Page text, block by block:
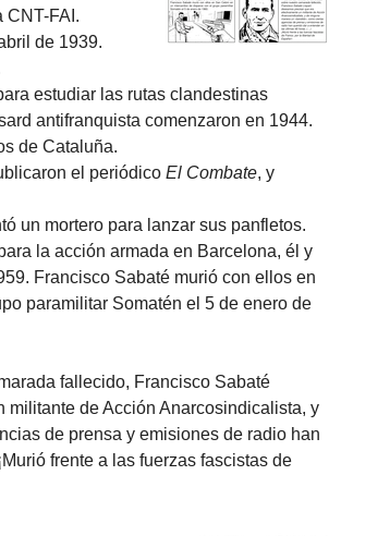
CNT-FAI.
de 1939.
estudiar las rutas clandestinas
antifranquista comenzaron en 1944.
de Cataluña.
el periódico El Combate, y
un mortero para lanzar sus panfletos.
la acción armada en Barcelona, él y
Francisco Sabaté murió con ellos en
paramilitar Somatén el 5 de enero de
fallecido, Francisco Sabaté
militante de Acción Anarcosindicalista, y
de prensa y emisiones de radio han
frente a las fuerzas fascistas de